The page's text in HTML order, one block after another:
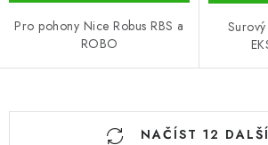
Pro pohony Nice Robus RBS a
ROBO
O
NAČÍST 12